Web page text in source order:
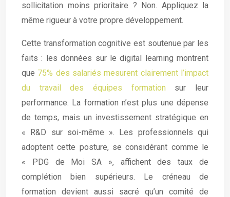
sollicitation moins prioritaire ? Non. Appliquez la
même rigueur à votre propre développement.
Cette transformation cognitive est soutenue par les
faits : les données sur le digital learning montrent
que 75% des salariés mesurent clairement l’impact
du travail des équipes formation sur leur
performance. La formation n’est plus une dépense
de temps, mais un investissement stratégique en
« R&D sur soi-même ». Les professionnels qui
adoptent cette posture, se considérant comme le
« PDG de Moi SA », affichent des taux de
complétion bien supérieurs. Le créneau de
formation devient aussi sacré qu’un comité de